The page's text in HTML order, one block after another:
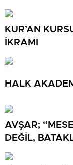
GÖREVDE
KUR’AN
İKRAMI
HALK
AVŞAR;
DEĞİL,